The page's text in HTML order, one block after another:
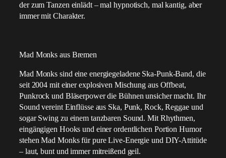
der zum Tanzen einlädt – mal hypnotisch, mal kantig, aber
immer mit Charakter.
Mad Monks aus Bremen
Mad Monks sind eine energiegeladene Ska-Punk-Band, die
seit 2004 mit einer explosiven Mischung aus Offbeat,
Punkrock und Bläserpower die Bühnen unsicher macht. Ihr
Sound vereint Einflüsse aus Ska, Punk, Rock, Reggae und
sogar Swing zu einem tanzbaren Sound. Mit Rhythmen,
eingängigen Hooks und einer ordentlichen Portion Humor
stehen Mad Monks für pure Live-Energie und DIY-Attitüde
– laut, bunt und immer mitreißend geil.